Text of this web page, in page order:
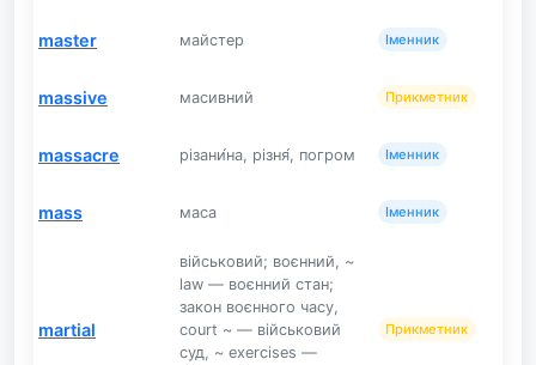
master майстер Іменник
massive масивний Прикметник
massacre різани́на, різня́, погром Іменник
mass маса Іменник
martial
військовий; воєнний, ~
law — воєнний стан;
закон воєнного часу,
court ~ — військовий
суд, ~ exercises —
Прикметник